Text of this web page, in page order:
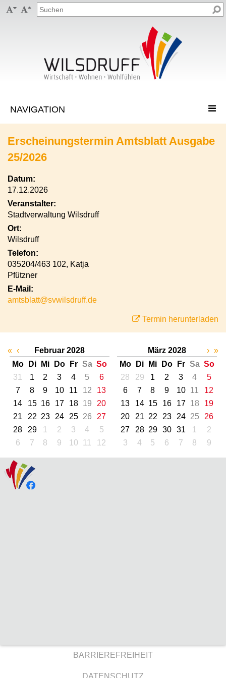
 
Erscheinungstermin Amtsblatt Ausgabe
25/2026
Datum:
17.12.2026
Veranstalter:
Stadtverwaltung Wilsdruff
Ort:
Wilsdruff
Telefon:
035204/463 102, Katja
Pfützner
E-Mail:
amtsblatt@svwilsdruff.de
Termin herunterladen
« ‹
Februar 2028
Mo
Di Mi Do Fr Sa So
31
1 2 3 4 5
6
7
8 9 10 11 12
13
14
15 16 17 18 19
20
21
22 23 24 25 26
27
28
29 1 2 3 4
5
6
7 8 9 10 11 12
März 2028
Mo
Di Mi Do Fr Sa So
28
29 1 2 3 4
5
6
7 8 9 10 11
12
13
14 15 16 17 18
19
20
21 22 23 24 25
26
27
28 29 30 31 1
2
3
4 5 6 7 8 9
› »
BARRIEREFREIHEIT
DATENSCHUTZ